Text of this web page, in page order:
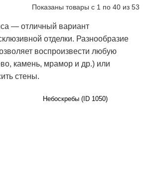
Живопись
Моря и пляжи
Животный мир
Панорамы
Показаны товары с 1 по 40 из 53
— отличный вариант
отделки. Разнообразие
воспроизвести любую
камень, мрамор и др.) или
стены.
Небоскребы (ID 1050)